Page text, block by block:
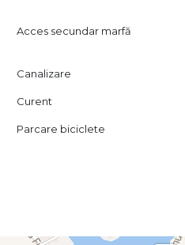
Acces secundar marfă
Canalizare
Curent
Parcare biciclete